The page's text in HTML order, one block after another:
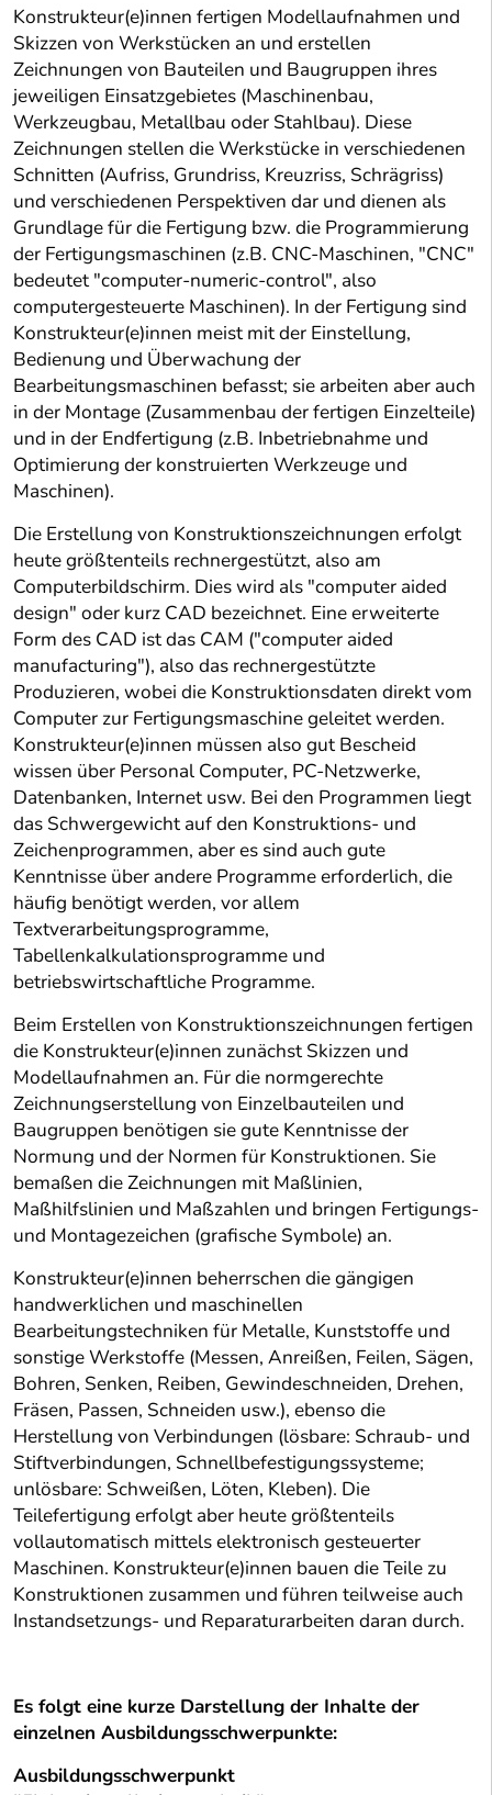
Konstrukteur(e)innen fertigen Modellaufnahmen und
Skizzen von Werkstücken an und erstellen
Zeichnungen von Bauteilen und Baugruppen ihres
jeweiligen Einsatzgebietes (Maschinenbau,
Werkzeugbau, Metallbau oder Stahlbau). Diese
Zeichnungen stellen die Werkstücke in verschiedenen
Schnitten (Aufriss, Grundriss, Kreuzriss, Schrägriss)
und verschiedenen Perspektiven dar und dienen als
Grundlage für die Fertigung bzw. die Programmierung
der Fertigungsmaschinen (z.B. CNC-Maschinen, "CNC"
bedeutet "computer-numeric-control", also
computergesteuerte Maschinen). In der Fertigung sind
Konstrukteur(e)innen meist mit der Einstellung,
Bedienung und Überwachung der
Bearbeitungsmaschinen befasst; sie arbeiten aber auch
in der Montage (Zusammenbau der fertigen Einzelteile)
und in der Endfertigung (z.B. Inbetriebnahme und
Optimierung der konstruierten Werkzeuge und
Maschinen).
Die Erstellung von Konstruktionszeichnungen erfolgt
heute größtenteils rechnergestützt, also am
Computerbildschirm. Dies wird als "computer aided
design" oder kurz CAD bezeichnet. Eine erweiterte
Form des CAD ist das CAM ("computer aided
manufacturing"), also das rechnergestützte
Produzieren, wobei die Konstruktionsdaten direkt vom
Computer zur Fertigungsmaschine geleitet werden.
Konstrukteur(e)innen müssen also gut Bescheid
wissen über Personal Computer, PC-Netzwerke,
Datenbanken, Internet usw. Bei den Programmen liegt
das Schwergewicht auf den Konstruktions- und
Zeichenprogrammen, aber es sind auch gute
Kenntnisse über andere Programme erforderlich, die
häufig benötigt werden, vor allem
Textverarbeitungsprogramme,
Tabellenkalkulationsprogramme und
betriebswirtschaftliche Programme.
Beim Erstellen von Konstruktionszeichnungen fertigen
die Konstrukteur(e)innen zunächst Skizzen und
Modellaufnahmen an. Für die normgerechte
Zeichnungserstellung von Einzelbauteilen und
Baugruppen benötigen sie gute Kenntnisse der
Normung und der Normen für Konstruktionen. Sie
bemaßen die Zeichnungen mit Maßlinien,
Maßhilfslinien und Maßzahlen und bringen Fertigungs-
und Montagezeichen (grafische Symbole) an.
Konstrukteur(e)innen beherrschen die gängigen
handwerklichen und maschinellen
Bearbeitungstechniken für Metalle, Kunststoffe und
sonstige Werkstoffe (Messen, Anreißen, Feilen, Sägen,
Bohren, Senken, Reiben, Gewindeschneiden, Drehen,
Fräsen, Passen, Schneiden usw.), ebenso die
Herstellung von Verbindungen (lösbare: Schraub- und
Stiftverbindungen, Schnellbefestigungssysteme;
unlösbare: Schweißen, Löten, Kleben). Die
Teilefertigung erfolgt aber heute größtenteils
vollautomatisch mittels elektronisch gesteuerter
Maschinen. Konstrukteur(e)innen bauen die Teile zu
Konstruktionen zusammen und führen teilweise auch
Instandsetzungs- und Reparaturarbeiten daran durch.
Es folgt eine kurze Darstellung der Inhalte der
einzelnen Ausbildungsschwerpunkte:
Ausbildungsschwerpunkt